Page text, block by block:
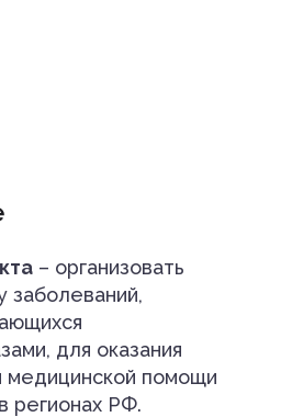
– организовать
заболеваний,
для оказания
медицинской помощи
регионах РФ.